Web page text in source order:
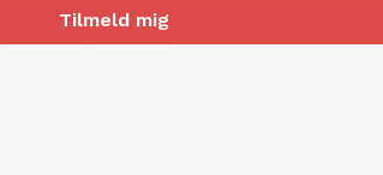
Tilmeld mig